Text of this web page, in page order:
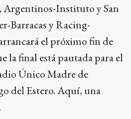
Argentinos-Instituto y San
Barracas y Racing-
el próximo fin de
la final está pautada para el
Único Madre de
del Estero. Aquí, una